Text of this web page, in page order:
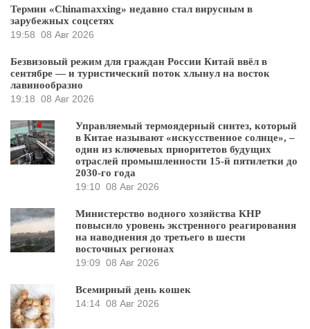
Термин «Chinamaxxing» недавно стал вирусным в
зарубежных соцсетях
19:58 08 Авг 2026
Безвизовый режим для граждан России Китай ввёл в
сентябре — и туристический поток хлынул на восток
лавинообразно
19:18 08 Авг 2026
Управляемый термоядерный синтез, который
в Китае называют «искусственное солнце», –
один из ключевых приоритетов будущих
отраслей промышленности 15-й пятилетки до
2030-го года
19:10 08 Авг 2026
Министерство водного хозяйства КНР
повысило уровень экстренного реагирования
на наводнения до третьего в шести
восточных регионах
19:09 08 Авг 2026
Всемирный день кошек
14:14 08 Авг 2026